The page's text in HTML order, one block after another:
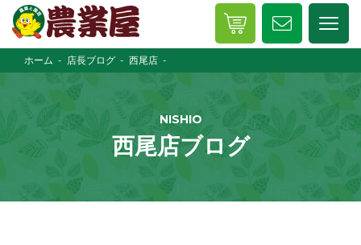
ホーム 店長ブログ 西尾店
NISHIO
西尾店ブログ